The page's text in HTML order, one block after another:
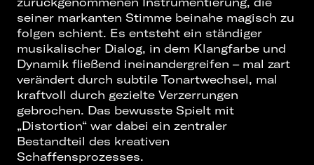
seiner markanten Stimme beinahe magisch zu
folgen schient. Es entsteht ein ständiger
musikalischer Dialog, in dem Klangfarbe und
Dynamik fließend ineinandergreifen – mal zart
verändert durch subtile Tonartwechsel, mal
kraftvoll durch gezielte Verzerrungen
gebrochen. Das bewusste Spielt mit
„Distortion“ war dabei ein zentraler
Bestandteil des kreativen
Schaffensprozesses.